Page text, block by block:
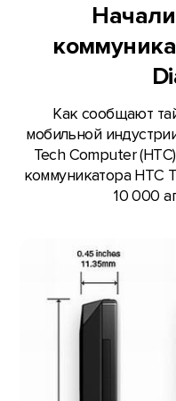
Как сообщают
мобильной
Tech Computer
коммуникатора HTC
10 000